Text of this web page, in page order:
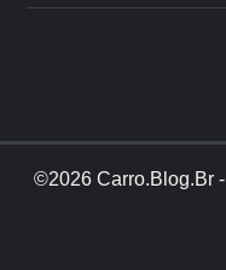
©2026 Carro.Blog.Br -